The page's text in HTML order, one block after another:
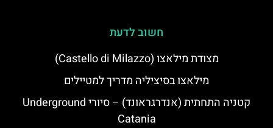
חשוב לדעת
מצודת מילאצו (Castello di Milazzo)
מילאצו בסיציליה מדריך למטיילים
קטניה התחתית (אנדרגראונד) – סיורי Underground
Catania